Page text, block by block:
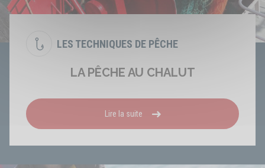
LES TECHNIQUES DE PÊCHE
LA PÊCHE AU CHALUT
Lire la suite